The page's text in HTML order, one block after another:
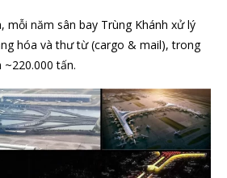
mỗi năm sân bay Trùng Khánh xử lý
hóa và thư từ (cargo & mail), trong
tấn.